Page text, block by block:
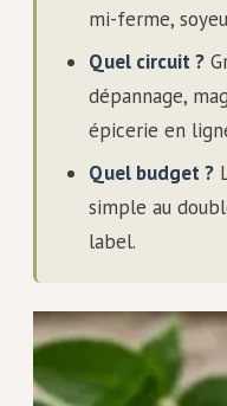
mi-ferme,
Quel circuit ?
dépannage,
épicerie en
Quel budget ?
simple au
label.